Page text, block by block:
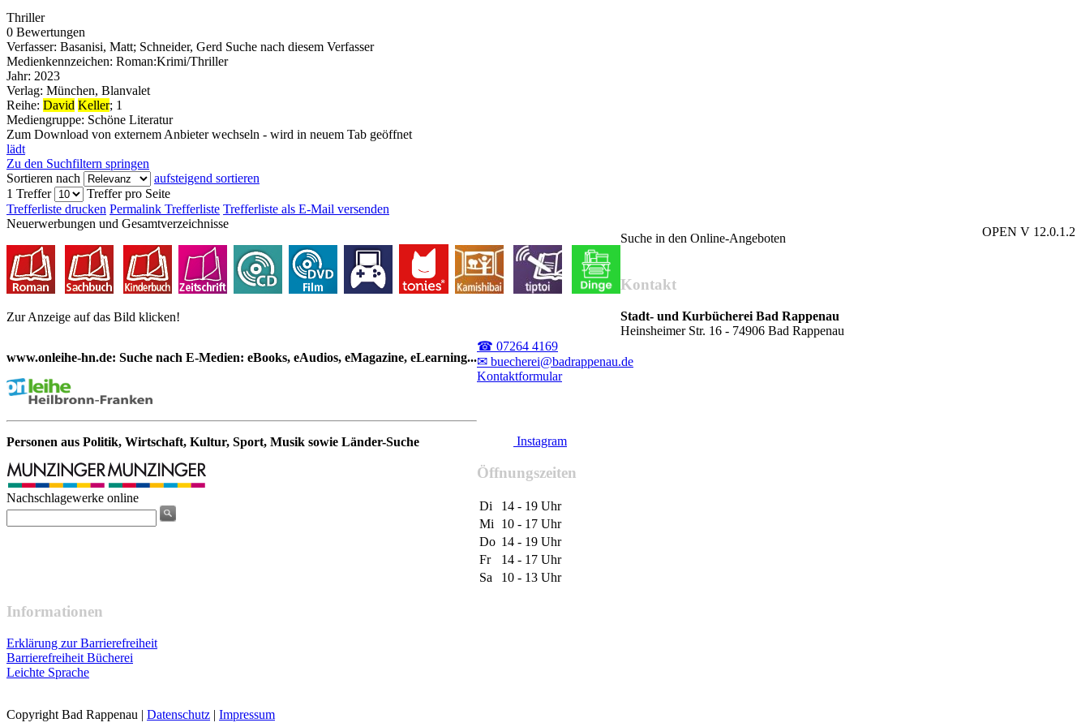
Thriller
0 Bewertungen
Verfasser: Basanisi, Matt; Schneider, Gerd Suche nach diesem Verfasser
Medienkennzeichen: Roman:Krimi/Thriller
Jahr: 2023
Verlag: München, Blanvalet
Reihe: David Keller; 1
Mediengruppe: Schöne Literatur
Zum Download von externem Anbieter wechseln - wird in neuem Tab geöffnet
lädt
Zu den Suchfiltern springen
Sortieren nach
aufsteigend sortieren
1 Treffer
Treffer pro Seite
Trefferliste drucken Permalink Trefferliste Trefferliste als E-Mail versenden
OPEN V 12.0.1.2
Neuerwerbungen und Gesamtverzeichnisse
Zur Anzeige auf das Bild klicken!
Suche in den Online-Angeboten
www.onleihe-hn.de: Suche nach E-Medien: eBooks, eAudios, eMagazine, eLearning...
Personen aus Politik, Wirtschaft, Kultur, Sport, Musik sowie Länder-Suche
Nachschlagewerke online
Kontakt
Stadt- und Kurbücherei Bad Rappenau
Heinsheimer Str. 16 - 74906 Bad Rappenau
☎ 07264 4169
✉ buecherei@badrappenau.de
Kontaktformular
Instagram
Öffnungszeiten
Di
14 - 19 Uhr
Mi
10 - 17 Uhr
Do 14 - 19 Uhr
Fr
14 - 17 Uhr
Sa
10 - 13 Uhr
Informationen
Erklärung zur Barrierefreiheit
Barrierefreiheit Bücherei
Leichte Sprache
Copyright Bad Rappenau | Datenschutz | Impressum